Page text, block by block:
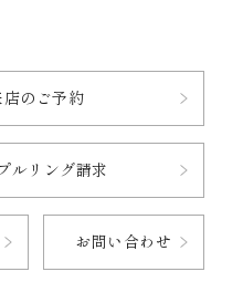
店のご予約
ルリング請求
お問い合わせ